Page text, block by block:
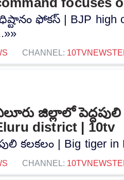
ఫోకస్ | BJP high
CHANNEL:
జిల్లాలో
district | 10tv
కలకలం | Big tiger in
CHANNEL: